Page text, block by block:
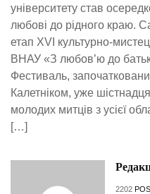
університету став
любові до рідного краю.
етап ХVІ культурно-
ВНАУ «З любов’ю до
Фестиваль,
Калетніком, уже
молодих митців з усієї
[…]
2202